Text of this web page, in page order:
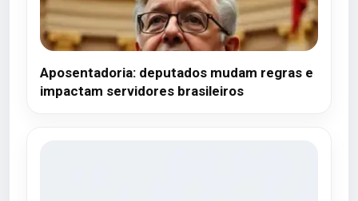
Aposentadoria: deputados mudam regras e
impactam servidores brasileiros